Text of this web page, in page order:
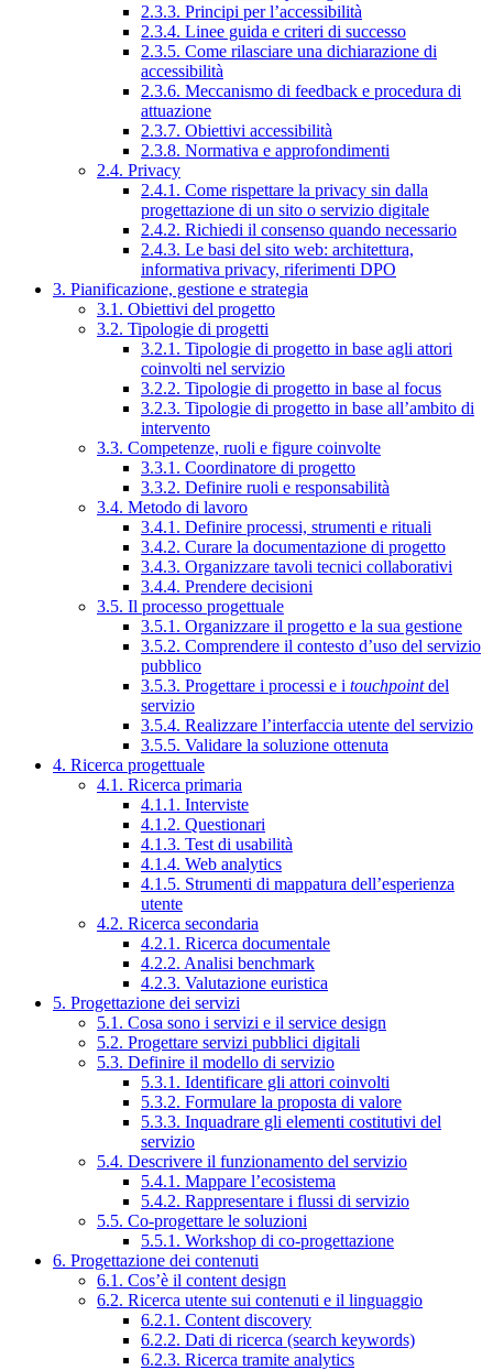
2.3.3. Principi per l’accessibilità
2.3.4. Linee guida e criteri di successo
2.3.5. Come rilasciare una dichiarazione di
accessibilità
2.3.6. Meccanismo di feedback e procedura di
attuazione
2.3.7. Obiettivi accessibilità
2.3.8. Normativa e approfondimenti
2.4. Privacy
2.4.1. Come rispettare la privacy sin dalla
progettazione di un sito o servizio digitale
2.4.2. Richiedi il consenso quando necessario
2.4.3. Le basi del sito web: architettura,
informativa privacy, riferimenti DPO
3. Pianificazione, gestione e strategia
3.1. Obiettivi del progetto
3.2. Tipologie di progetti
3.2.1. Tipologie di progetto in base agli attori
coinvolti nel servizio
3.2.2. Tipologie di progetto in base al focus
3.2.3. Tipologie di progetto in base all’ambito di
intervento
3.3. Competenze, ruoli e figure coinvolte
3.3.1. Coordinatore di progetto
3.3.2. Definire ruoli e responsabilità
3.4. Metodo di lavoro
3.4.1. Definire processi, strumenti e rituali
3.4.2. Curare la documentazione di progetto
3.4.3. Organizzare tavoli tecnici collaborativi
3.4.4. Prendere decisioni
3.5. Il processo progettuale
3.5.1. Organizzare il progetto e la sua gestione
3.5.2. Comprendere il contesto d’uso del servizio
pubblico
3.5.3. Progettare i processi e i touchpointdel
servizio
3.5.4. Realizzare l’interfaccia utente del servizio
3.5.5. Validare la soluzione ottenuta
4. Ricerca progettuale
4.1. Ricerca primaria
4.1.1. Interviste
4.1.2. Questionari
4.1.3. Test di usabilità
4.1.4. Web analytics
4.1.5. Strumenti di mappatura dell’esperienza
utente
4.2. Ricerca secondaria
4.2.1. Ricerca documentale
4.2.2. Analisi benchmark
4.2.3. Valutazione euristica
5. Progettazione dei servizi
5.1. Cosa sono i servizi e il service design
5.2. Progettare servizi pubblici digitali
5.3. Definire il modello di servizio
5.3.1. Identificare gli attori coinvolti
5.3.2. Formulare la proposta di valore
5.3.3. Inquadrare gli elementi costitutivi del
servizio
5.4. Descrivere il funzionamento del servizio
5.4.1. Mappare l’ecosistema
5.4.2. Rappresentare i flussi di servizio
5.5. Co-progettare le soluzioni
5.5.1. Workshop di co-progettazione
6. Progettazione dei contenuti
6.1. Cos’è il content design
6.2. Ricerca utente sui contenuti e il linguaggio
6.2.1. Content discovery
6.2.2. Dati di ricerca (search keywords)
6.2.3. Ricerca tramite analytics